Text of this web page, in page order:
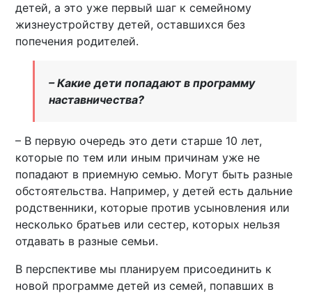
детей, а это уже первый шаг к семейному
жизнеустройству детей, оставшихся без
попечения родителей.
– Какие дети попадают в программу
наставничества?
– В первую очередь это дети старше 10 лет,
которые по тем или иным причинам уже не
попадают в приемную семью. Могут быть разные
обстоятельства. Например, у детей есть дальние
родственники, которые против усыновления или
несколько братьев или сестер, которых нельзя
отдавать в разные семьи.
В перспективе мы планируем присоединить к
новой программе детей из семей, попавших в